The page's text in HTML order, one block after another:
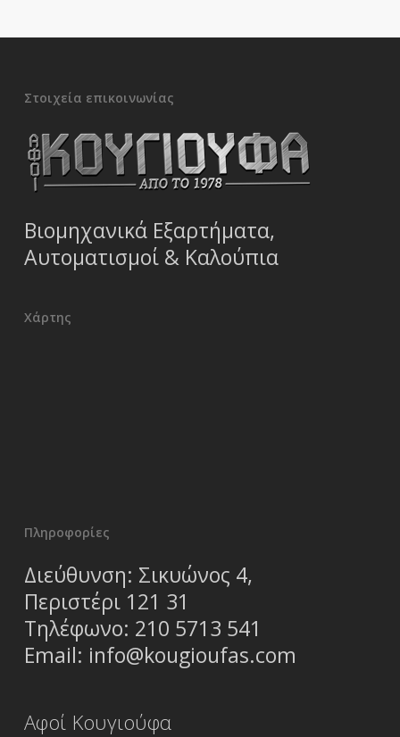
Στοιχεία επικοινωνίας
Βιομηχανικά Εξαρτήματα,
Αυτοματισμοί & Καλούπια
Χάρτης
Πληροφορίες
Διεύθυνση: Σικυώνος 4,
Περιστέρι 121 31
Τηλέφωνο: 210 5713 541
Email: info@kougioufas.com
Αφοί Κουγιούφα